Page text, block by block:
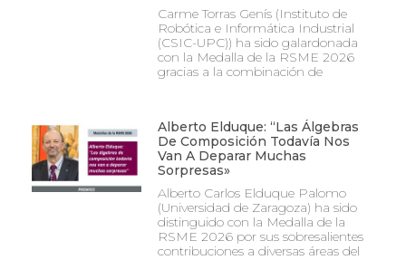
Carme Torras Genís (Instituto de
Robótica e Informática Industrial
(CSIC-UPC)) ha sido galardonada
con la Medalla de la RSME 2026
gracias a la combinación de
Alberto Elduque: “Las Álgebras
De Composición Todavía Nos
Van A Deparar Muchas
Sorpresas»
Alberto Carlos Elduque Palomo
(Universidad de Zaragoza) ha sido
distinguido con la Medalla de la
RSME 2026 por sus sobresalientes
contribuciones a diversas áreas del